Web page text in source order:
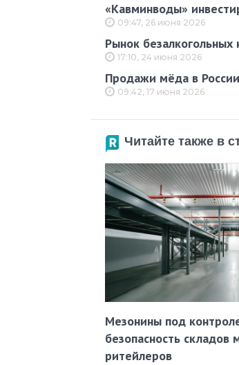
«Кавминводы»
09:47, 26 июня 2026
Рынок безалкогольных
17:10, 24 июня 2026
Продажи мёда в
09:42, 17 июня 2026
Читайте также в
Мезонины под
безопасность складов
ритейлеров